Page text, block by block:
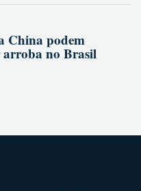
China podem
arroba no Brasil